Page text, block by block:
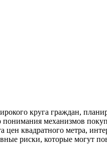
круга граждан,
понимания механизмов
цен квадратного метра,
риски, которые могут